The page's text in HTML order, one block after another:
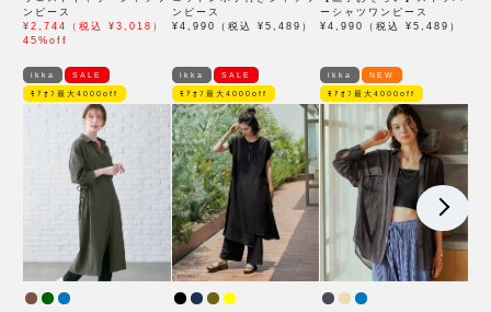
ンピース
¥2,744（税込 ¥3,018）
45%off
ンピース
¥4,990（税込 ¥5,489）
ーシャツワンピース
¥4,990（税込 ¥5,489）
ikka SALE
ﾓｱｵﾌ最大4000off
ikka SALE
ﾓｱｵﾌ最大4000off
ikka NEW
ﾓｱｵﾌ最大4000off